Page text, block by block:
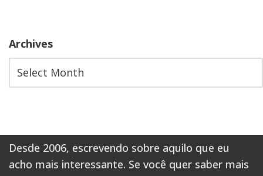
Archives
Desde 2006, escrevendo sobre aquilo que eu
acho mais interessante. Se você quer saber mais